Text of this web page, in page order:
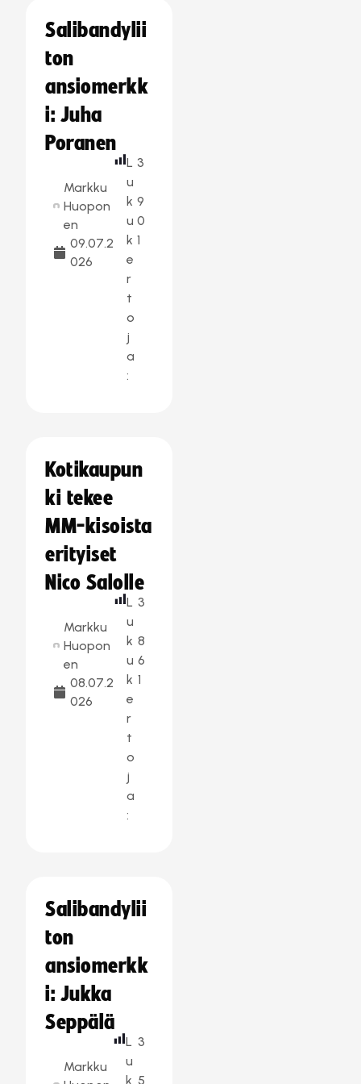
Salibandylii
ton
ansiomerkk
i: Juha
Poranen
Markku
Huopon
en
09.07.2
026
L
u
k
u
k
e
r
t
o
j
a
:
3
9
0
1
Kotikaupun
ki tekee
MM-kisoista
erityiset
Nico Salolle
Markku
Huopon
en
08.07.2
026
L
u
k
u
k
e
r
t
o
j
a
:
3
8
6
1
Salibandylii
ton
ansiomerkk
i: Jukka
Seppälä
Markku
L
u
k
3
5